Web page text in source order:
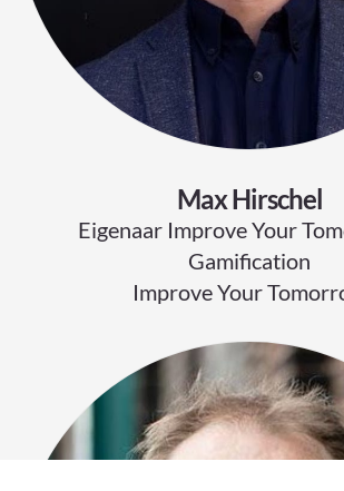
Max Hirschel
Eigenaar Improve Your
Gamification
Improve Your